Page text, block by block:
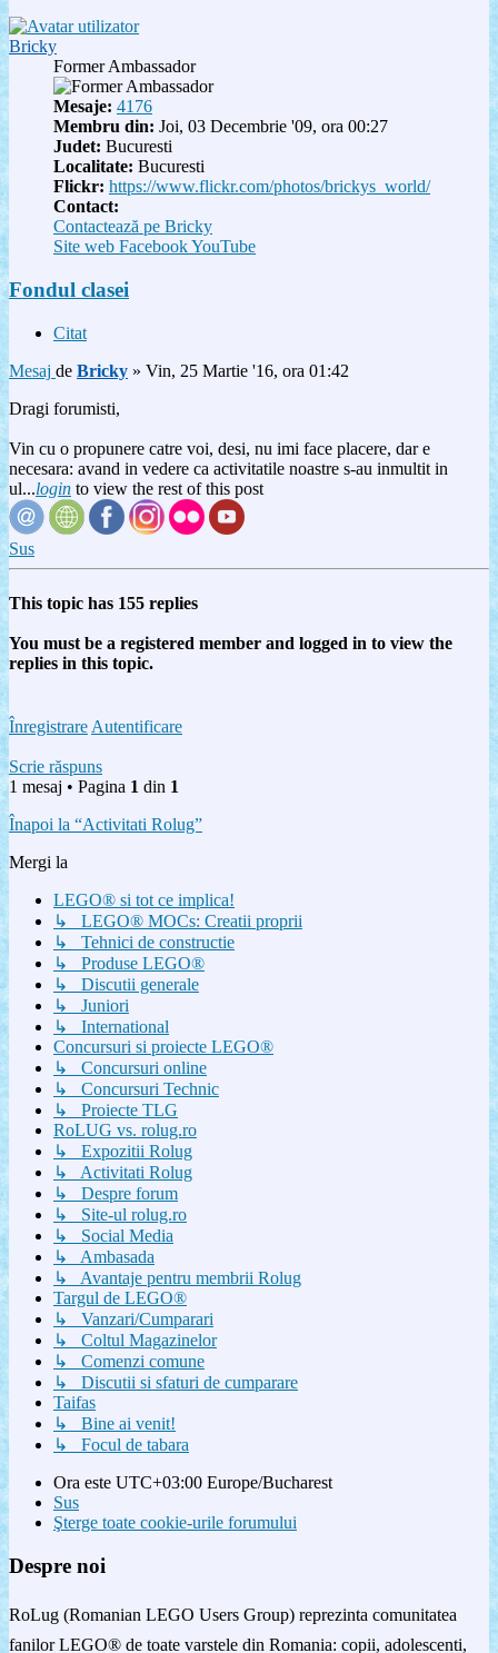
Bricky
Former Ambassador
Mesaje: 4176
Membru din: Joi, 03 Decembrie '09, ora 00:27
Judet: Bucuresti
Localitate: Bucuresti
Flickr: https://www.flickr.com/photos/brickys_world/
Contact:
Contactează pe Bricky
Site web FacebookYouTube
Fondul clasei
Citat
Mesaj de Bricky » Vin, 25 Martie '16, ora 01:42
Dragi forumisti,
Vin cu o propunere catre voi, desi, nu imi face placere, dar e
necesara: avand in vedere ca activitatile noastre s-au inmultit in
ul...login to view the rest of this post
Sus
This topic has 155 replies
You must be a registered member and logged in to view the
replies in this topic.
Înregistrare Autentificare
Scrie răspuns
1 mesaj • Pagina 1 din 1
Înapoi la “Activitati Rolug”
Mergi la
LEGO® si tot ce implica!
↳ LEGO® MOCs: Creatii proprii
↳ Tehnici de constructie
↳ Produse LEGO®
↳ Discutii generale
↳ Juniori
↳ International
Concursuri si proiecte LEGO®
↳ Concursuri online
↳ Concursuri Technic
↳ Proiecte TLG
RoLUG vs. rolug.ro
↳ Expozitii Rolug
↳ Activitati Rolug
↳ Despre forum
↳ Site-ul rolug.ro
↳ Social Media
↳ Ambasada
↳ Avantaje pentru membrii Rolug
Targul de LEGO®
↳ Vanzari/Cumparari
↳ Coltul Magazinelor
↳ Comenzi comune
↳ Discutii si sfaturi de cumparare
Taifas
↳ Bine ai venit!
↳ Focul de tabara
Ora este UTC+03:00 Europe/Bucharest
Sus
Şterge toate cookie-urile forumului
Despre noi
RoLug (Romanian LEGO Users Group) reprezinta comunitatea
fanilor LEGO® de toate varstele din Romania: copii, adolescenti,